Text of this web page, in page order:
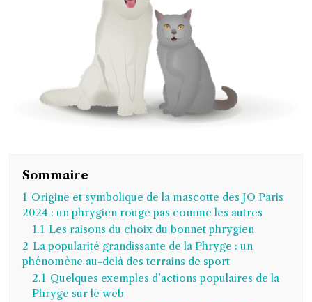
Sommaire
1 Origine et symbolique de la mascotte des JO Paris
2024 : un phrygien rouge pas comme les autres
1.1 Les raisons du choix du bonnet phrygien
2 La popularité grandissante de la Phryge : un
phénomène au-delà des terrains de sport
2.1 Quelques exemples d’actions populaires de la
Phryge sur le web